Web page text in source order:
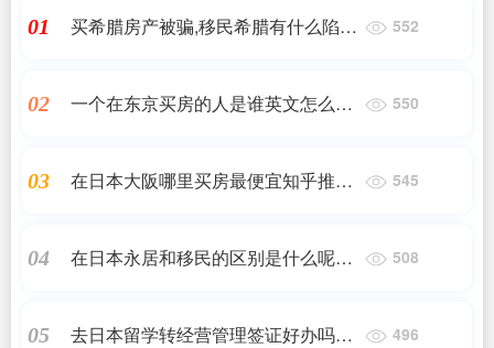
01
买希腊房产被骗,移民希腊有什么陷
552
02
一个在东京买房的人是谁英文怎么写
550
03
在日本大阪哪里买房最便宜知乎推荐|
545
04
在日本永居和移民的区别是什么呢英
民,美国移民
508
05
去日本留学转经营管理签证好办吗现
496